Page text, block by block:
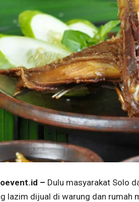
– Dulu masyarakat Solo
lazim dijual di warung dan rumah